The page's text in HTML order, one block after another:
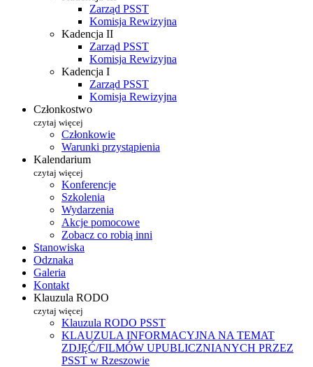
Zarząd PSST
Komisja Rewizyjna
Kadencja II
Zarząd PSST
Komisja Rewizyjna
Kadencja I
Zarząd PSST
Komisja Rewizyjna
Członkostwo
czytaj więcej
Członkowie
Warunki przystąpienia
Kalendarium
czytaj więcej
Konferencje
Szkolenia
Wydarzenia
Akcje pomocowe
Zobacz co robią inni
Stanowiska
Odznaka
Galeria
Kontakt
Klauzula RODO
czytaj więcej
Klauzula RODO PSST
KLAUZULA INFORMACYJNA NA TEMAT
ZDJĘĆ/FILMÓW UPUBLICZNIANYCH PRZEZ
PSST w Rzeszowie